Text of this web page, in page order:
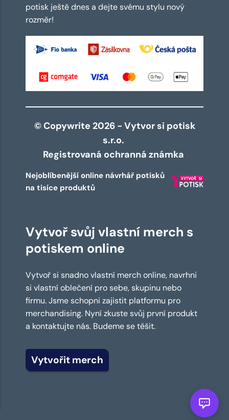
potisk ještě dnes a dejte svému stylu nový
rozměr!
© Copywrite 2026 - Vytvor si potisk
s.r.o.
Registrovaná ochranná známka
Nejoblíbenější online návrhář potisků
na tisíce produktů
Vytvoř svůj vlastní merch s
potiskem online
Vytvoř si snadno vlastní merch online, navrhni
si vlastní oblečení pro sebe, skupinu nebo
firmu. Jsme schopni zajistit platformu pro
merchandising. Nyní zkuste svůj první produkt
a kontaktujte nás. Budeme se těšit.
Vytvořit merch